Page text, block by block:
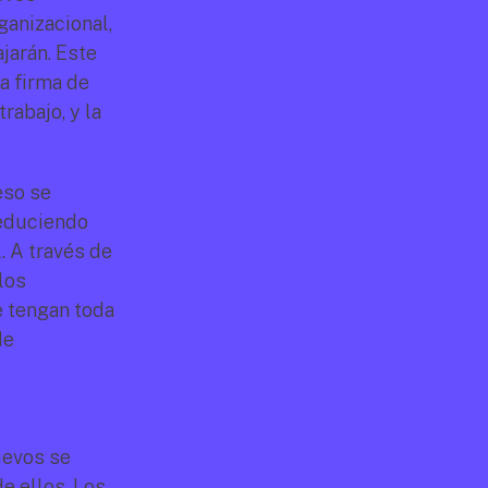
Este
firma de
y la
se
A través de
tengan toda
se